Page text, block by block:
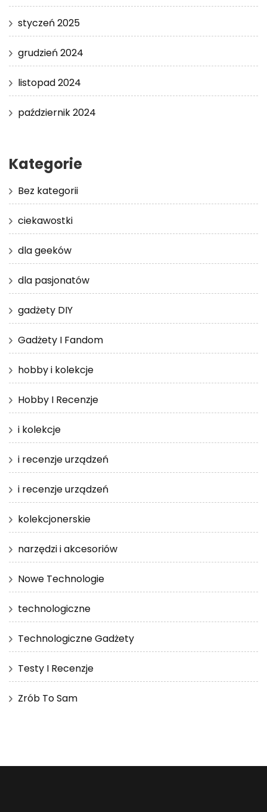
styczeń 2025
grudzień 2024
listopad 2024
październik 2024
Kategorie
Bez kategorii
ciekawostki
dla geeków
dla pasjonatów
gadżety DIY
Gadżety I Fandom
hobby i kolekcje
Hobby I Recenzje
i kolekcje
i recenzje urządzeń
i recenzje urządzeń
kolekcjonerskie
narzędzi i akcesoriów
Nowe Technologie
technologiczne
Technologiczne Gadżety
Testy I Recenzje
Zrób To Sam